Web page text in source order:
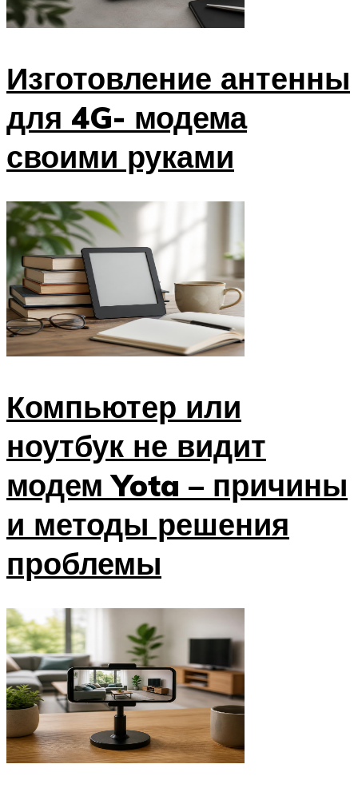
Изготовление антенны
для 4G- модема
своими руками
Компьютер или
ноутбук не видит
модем Yota – причины
и методы решения
проблемы